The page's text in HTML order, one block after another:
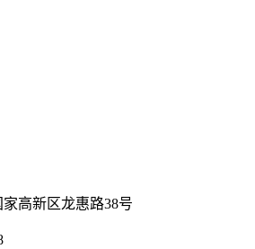
高新区龙惠路38号